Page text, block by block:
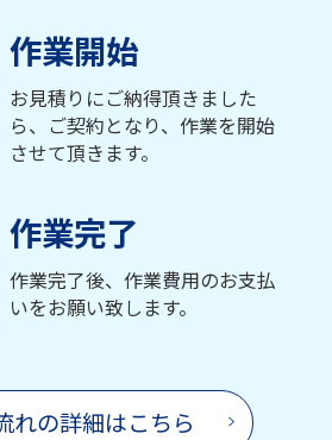
作業開始
お見積りにご納得頂きました
ら、ご契約となり、作業を開始
させて頂きます。
作業完了
作業完了後、作業費用のお支払
いをお願い致します。
れの詳細はこちら